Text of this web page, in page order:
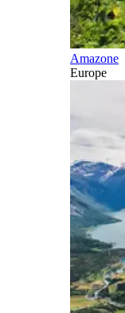
Amazone
Europe